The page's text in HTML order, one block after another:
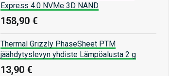
Express 4.0 NVMe 3D NAND
158,90 €
Thermal Grizzly PhaseSheet PTM
jäähdytyslevyn yhdiste Lämpöalusta 2 g
13,90 €